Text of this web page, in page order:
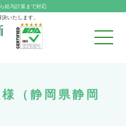
給与計算まで対応
いたします。
（静岡県静岡